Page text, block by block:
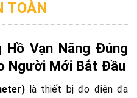
TOÀN
Hồ Vạn Năng Đúng
Người Mới Bắt Đầu
là thiết bị đo điện đa